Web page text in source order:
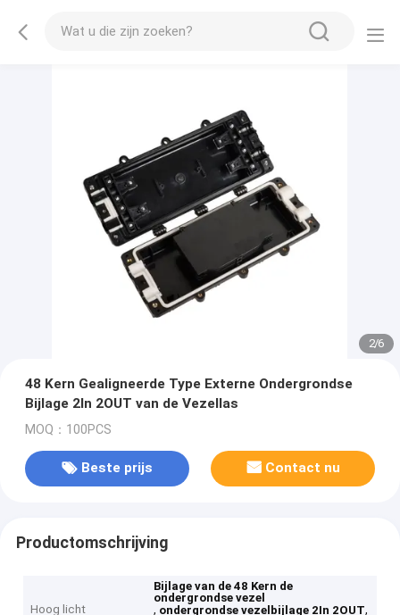
2/6
48 Kern Gealigneerde Type Externe Ondergrondse
Bijlage 2In 2OUT van de Vezellas
MOQ：100PCS
Beste prijs Contact nu
Productomschrijving
Hoog licht
Bijlage van de 48 Kern de
ondergrondse vezel
, ondergrondse vezelbijlage 2In 2OUT,